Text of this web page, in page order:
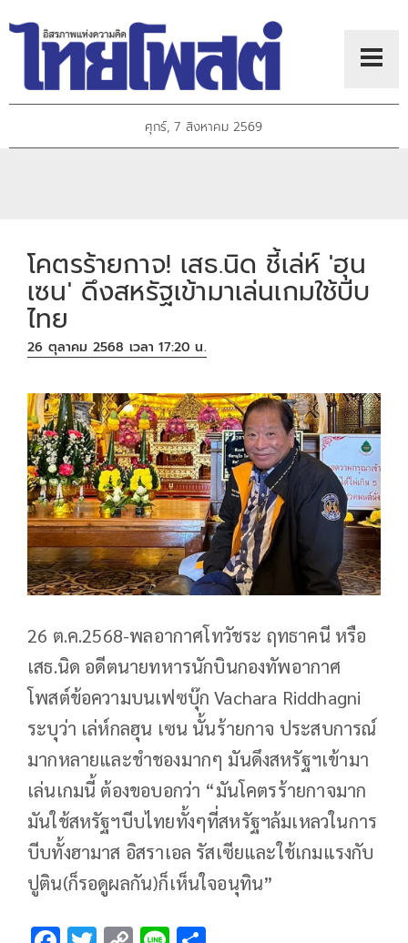
ศุกร์, 7 สิงหาคม 2569
โคตรร้ายกาจ! เสธ.นิด ชี้เล่ห์ 'ฮุน
เซน' ดึงสหรัฐเข้ามาเล่นเกมใช้บีบ
ไทย
26 ตุลาคม 2568 เวลา 17:20 น.
26 ต.ค.2568-พลอากาศโทวัชระ ฤทธาคนี หรือ
เสธ.นิด อดีตนายทหารนักบินกองทัพอากาศ
โพสต์ข้อความบนเฟซบุ๊ก Vachara Riddhagni
ระบุว่า เล่ห์กลฮุน เซน นั้นร้ายกาจ ประสบการณ์
มากหลายและชำชองมากๆ มันดึงสหรัฐฯเข้ามา
เล่นเกมนี้ ต้องขอบอกว่า “มันโคตรร้ายกาจมาก
มันใช้สหรัฐฯบีบไทยทั้งๆที่สหรัฐฯล้มเหลวในการ
บีบทั้งฮามาส อิสราเอล รัสเซียและใช้เกมแรงกับ
ปูติน(ก็รอดูผลกัน)ก็เห็นใจอนุทิน”